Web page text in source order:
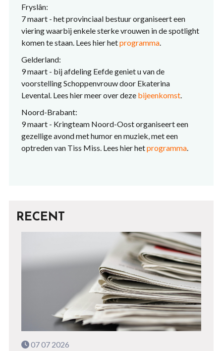
Fryslân:
7 maart - het provinciaal bestuur organiseert een
viering waarbij enkele sterke vrouwen in de spotlight
komen te staan. Lees hier hetprogramma.
Gelderland:
9 maart - bij afdeling Eefde geniet u van de
voorstelling Schoppenvrouw door Ekaterina
Levental. Lees hier meer over deze bijeenkomst.
Noord-Brabant:
9 maart - Kringteam Noord-Oost organiseert een
gezellige avond met humor en muziek, met een
optreden van Tiss Miss. Lees hier hetprogramma.
RECENT
07 07 2026